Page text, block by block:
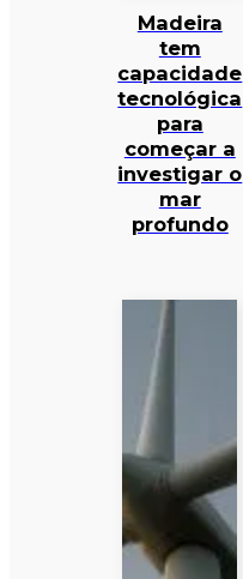
Madeira
tem
capacidade
tecnológica
para
começar a
investigar o
mar
profundo